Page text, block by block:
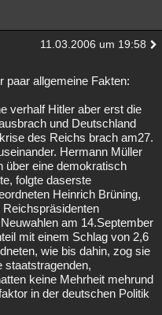
11.03.2006 um 19:58
paar allgemeine Fakten:
verhalf Hitler aber erst die
und Deutschland
des Reichs brach am27.
Hermann Müller
über eine demokratisch
folgte daserste
Heinrich Brüning,
am 14.September
mit einem Schlag von 2,6
wie bis dahin, zog sie
staatstragenden,
keine Mehrheit mehrund
in der deutschen Politik